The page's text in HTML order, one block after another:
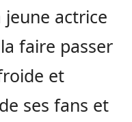
actrice
faire passer
et
ses fans et